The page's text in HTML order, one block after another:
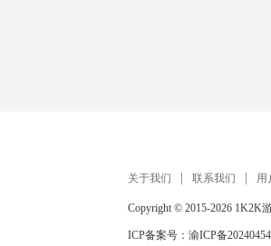
关于我们 联系我们 用
Copyright © 2015-2026 1K2K
ICP备案号： 渝ICP备